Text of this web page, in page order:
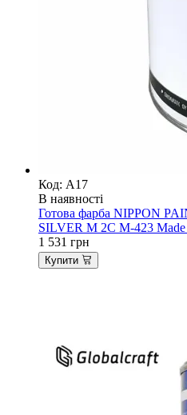
Код: A17
В наявності
Готова фарба NIPPON
SILVER M 2C M-423 Made
1 531 грн
Купити